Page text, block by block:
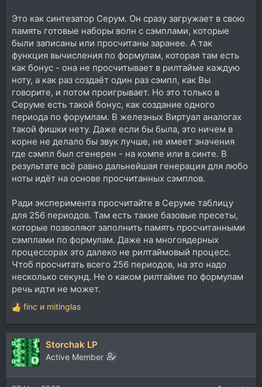
Это как синтезатор Серум. Он сразу загружает в свою
память готовые наборы волн с сэмплами, которые
были записаны или просчитаны заранее. А так
функция вычисления по формулам, которая там есть
как бонус - она не просчитывает в рилтайме каждую
ноту, а как раз создаёт один раз сэмпл, как Вы
говорите, и потом проигрывает. Но это только в
Серуме есть такой бонус, как создание одного
периода по форумлам. В железных Виртуал аналогах
такой фишки нету. Даже если бы была, это ничем в
корне не делало бы звук лучше, не имеет значения
где сэмпл был сгенерен - на компе или в синте. В
результате всё равно дальнейшая генерация для любо
ноты идёт на основе просчитанных сэмплов.
Ради эксперимента просчитайте в Серуме таблицу
для 256 периодов. Там есть такие базовые пресеты,
которые позволяют заполнить память просчитанными
сэмплами по формулам. Даже на многоядерных
процессорах это далеко не рилтаймовый процесс.
Чтоб просчитать всего 256 периодов, на это надо
несколько секунд. Не о каком рилтайме по формулам
речь идти не может.
Р
е
а
к
ц
и
и
finc и mitinglas
Storchak LP
Active Member